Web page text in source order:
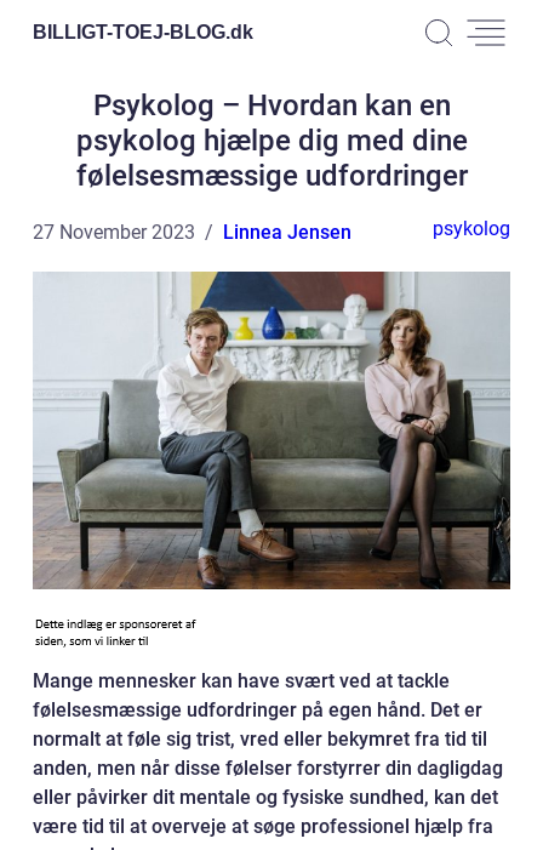
BILLIGT-TOEJ-BLOG.dk
Psykolog – Hvordan kan en
psykolog hjælpe dig med dine
følelsesmæssige udfordringer
27 November 2023 Linnea Jensen psykolog
Mange mennesker kan have svært ved at tackle
følelsesmæssige udfordringer på egen hånd. Det er
normalt at føle sig trist, vred eller bekymret fra tid til
anden, men når disse følelser forstyrrer din dagligdag
eller påvirker dit mentale og fysiske sundhed, kan det
være tid til at overveje at søge professionel hjælp fra